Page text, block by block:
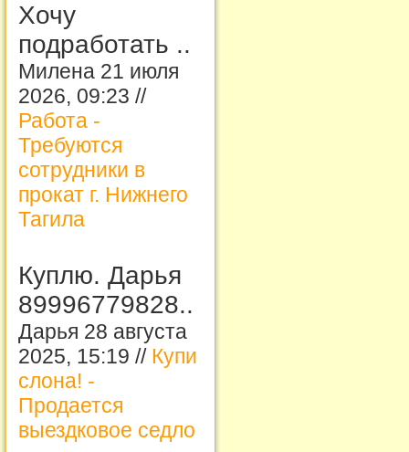
Хочу
подработать ..
Милена 21 июля
2026, 09:23 //
Работа -
Требуются
сотрудники в
прокат г. Нижнего
Тагила
Куплю. Дарья
89996779828..
Дарья 28 августа
2025, 15:19 // Купи
слона! -
Продается
выездковое седло